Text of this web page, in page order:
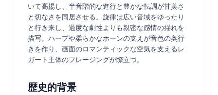
いて高揚し、半音階的な進行と豊かな転調が甘美さ
と切なさを同居させる。旋律は広い音域をゆったり
と行き来し、過度な劇性よりも親密な感情の揺れを
描写。ハープや柔らかなホーンの支えが音色の奥行
きを作り、画面のロマンティックな空気を支えるレ
ガート主体のフレージングが際立つ。
歴史的背景